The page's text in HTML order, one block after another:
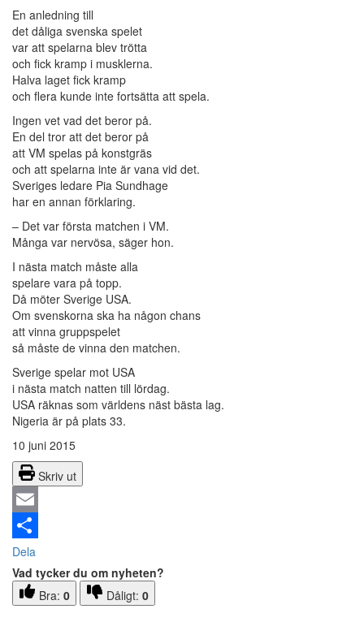
En anledning till
det dåliga svenska spelet
var att spelarna blev trötta
och fick kramp i musklerna.
Halva laget fick kramp
och flera kunde inte fortsätta att spela.
Ingen vet vad det beror på.
En del tror att det beror på
att VM spelas på konstgräs
och att spelarna inte är vana vid det.
Sveriges ledare Pia Sundhage
har en annan förklaring.
– Det var första matchen i VM.
Många var nervösa, säger hon.
I nästa match måste alla
spelare vara på topp.
Då möter Sverige USA.
Om svenskorna ska ha någon chans
att vinna gruppspelet
så måste de vinna den matchen.
Sverige spelar mot USA
i nästa match natten till lördag.
USA räknas som världens näst bästa lag.
Nigeria är på plats 33.
10 juni 2015
Skriv ut
Email
Dela
Vad tycker du om nyheten?
Bra: 0 Dåligt: 0